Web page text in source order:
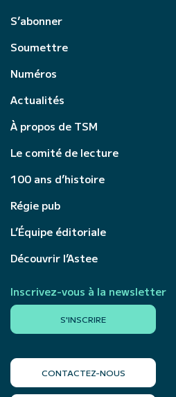
S’abonner
Soumettre
Numéros
Actualités
À propos de TSM
Le comité de lecture
100 ans d’histoire
Régie pub
L’Équipe éditoriale
Découvrir l’Astee
Inscrivez-vous à la newsletter
S'INSCRIRE
CONTACTEZ-NOUS